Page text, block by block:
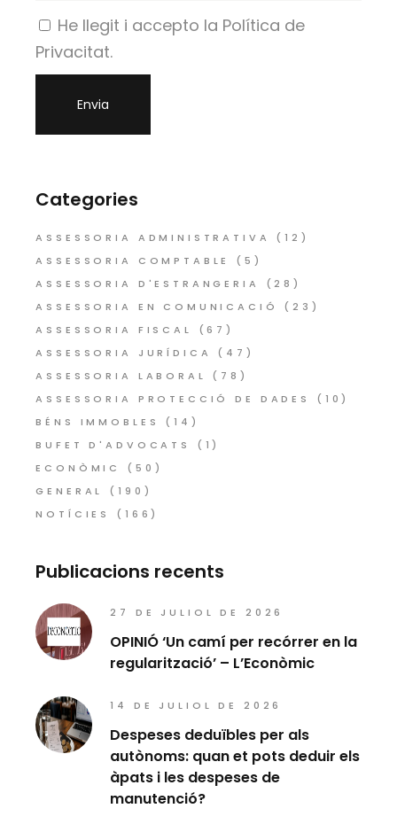
He llegit i accepto la Política de
Privacitat.
Categories
ASSESSORIA ADMINISTRATIVA
(12)
ASSESSORIA COMPTABLE
(5)
ASSESSORIA D'ESTRANGERIA
(28)
ASSESSORIA EN COMUNICACIÓ
(23)
ASSESSORIA FISCAL
(67)
ASSESSORIA JURÍDICA
(47)
ASSESSORIA LABORAL
(78)
ASSESSORIA PROTECCIÓ DE DADES
(10)
BÉNS IMMOBLES
(14)
BUFET D'ADVOCATS
(1)
ECONÒMIC
(50)
GENERAL
(190)
NOTÍCIES
(166)
Publicacions recents
27 DE JULIOL DE 2026
OPINIÓ ‘Un camí per recórrer en la
regularització’ – L’Econòmic
14 DE JULIOL DE 2026
Despeses deduïbles per als
autònoms: quan et pots deduir els
àpats i les despeses de
manutenció?